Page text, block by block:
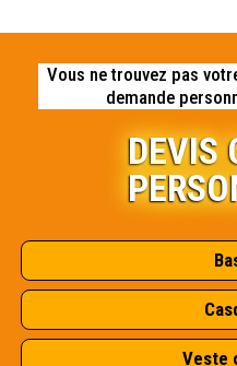
Vous ne trouvez pas
demande
DEVIS
Veste